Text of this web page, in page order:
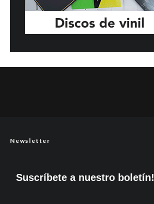
Newsletter
Suscríbete a nuestro boletín!